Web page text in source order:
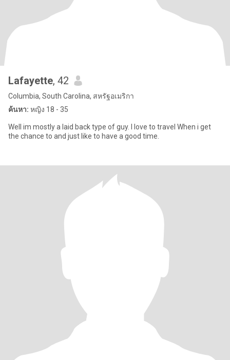
Lafayette, 42
Columbia, South Carolina, สหรัฐอเมริกา
ค้นหา: หญิง 18 - 35
Well im mostly a laid back type of guy. I love to travel When i get
the chance to and just like to have a good time.